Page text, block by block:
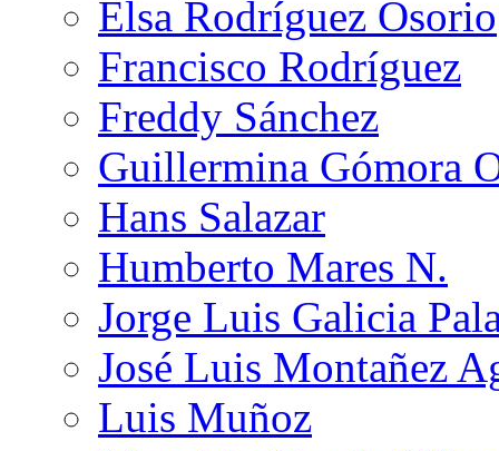
Elsa Rodríguez Osorio
Francisco Rodríguez
Freddy Sánchez
Guillermina Gómora
Hans Salazar
Humberto Mares N.
Jorge Luis Galicia
José Luis Montañez
Luis Muñoz